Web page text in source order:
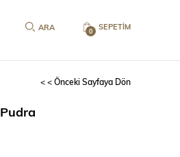
SEPETIM
0
< < Önceki Sayfaya Dön